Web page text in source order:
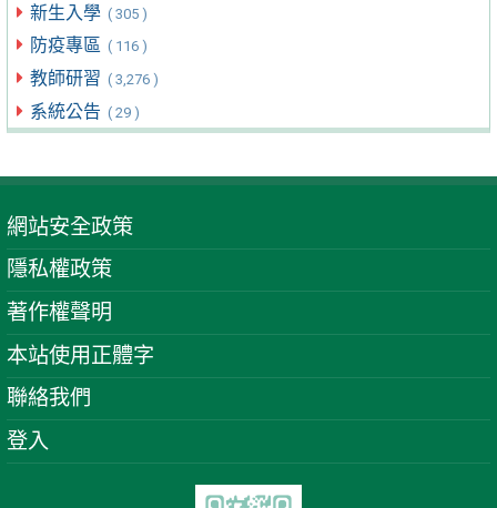
新生入學 ( 305 )
防疫專區 ( 116 )
教師研習 ( 3,276 )
系統公告 ( 29 )
網站安全政策
隱私權政策
著作權聲明
本站使用正體字
聯絡我們
登入